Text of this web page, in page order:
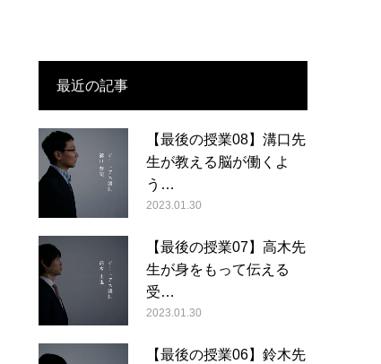
最近の記事
【最後の授業08】溝口先
生が教える脳が働くよ
う…
2023.01.30
【最後の授業07】高木先
生が身をもって伝える
受…
2023.01.30
【最後の授業06】鈴木先